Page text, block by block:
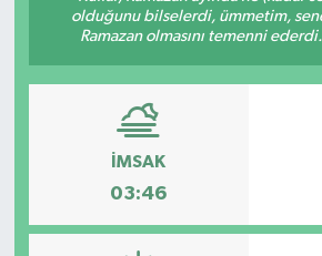
olduğunu bilselerdi, ümmetim,
Ramazan olmasını temenni
İMSAK
03:46